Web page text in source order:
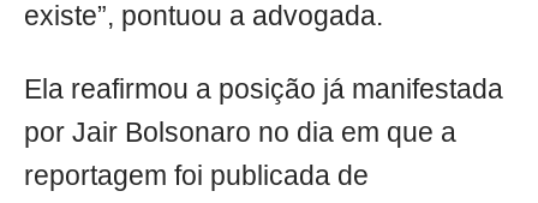
existe”, pontuou a advogada.
Ela reafirmou a posição já manifestada
por Jair Bolsonaro no dia em que a
reportagem foi publicada de